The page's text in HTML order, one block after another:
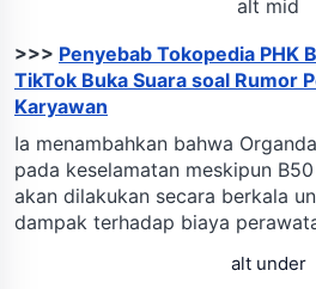
alt mid
>>> Penyebab Tokopedia PHK
TikTok Buka Suara soal Rumor
Karyawan
Ia menambahkan bahwa
pada keselamatan meskipun
akan dilakukan secara berkala
dampak terhadap biaya
alt under